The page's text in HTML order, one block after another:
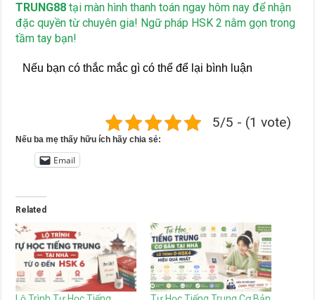
TRUNG88 tại màn hình thanh toán ngay hôm nay để nhận
đặc quyền từ chuyên gia! Ngữ pháp HSK 2 nằm gọn trong
tầm tay bạn!
Nếu bạn có thắc mắc gì có thể để lại bình luận
5/5 - (1 vote)
Nếu ba mẹ thấy hữu ích hãy chia sẻ:
Email
Related